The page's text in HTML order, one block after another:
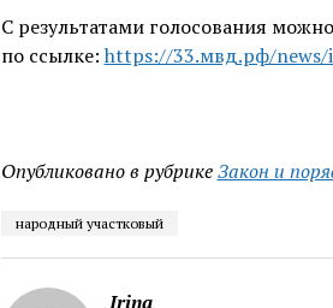
С результатами голосования
по ссылке: https://33.мвд.рф/news/
Опубликовано в рубрике Закон и
народный участковый
Irina